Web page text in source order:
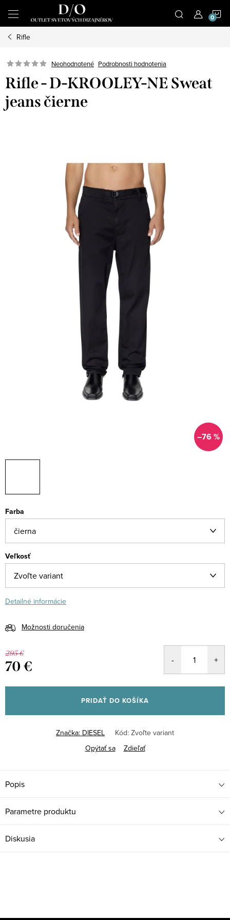
obsah
Rifle
Neohodnotené Podrobnosti hodnotenia
Rifle - D-KROOLEY-NE Sweat
jeans čierne
–76 %
Farba
Veľkosť
Detailné informácie
Možnosti doručenia
295 €
70 €
cena:
PRIDAŤ DO KOŠÍKA
Značka: DIESEL Kód: Zvoľte variant
Opýtať sa
Zdieľať
Popis
Parametre produktu
Diskusia